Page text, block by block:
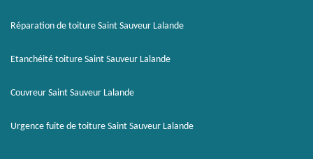
Réparation de toiture Saint Sauveur Lalande
Etanchéité toiture Saint Sauveur Lalande
Couvreur Saint Sauveur Lalande
Urgence fuite de toiture Saint Sauveur Lalande